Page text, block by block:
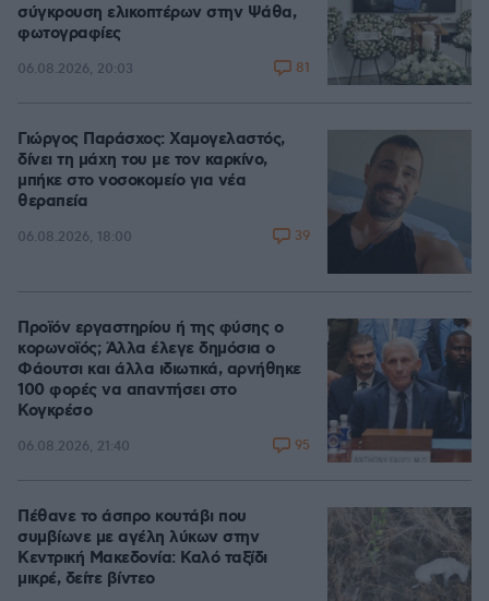
σύγκρουση ελικοπτέρων στην Ψάθα,
φωτογραφίες
06.08.2026, 20:03 81
Γιώργος Παράσχος: Χαμογελαστός,
δίνει τη μάχη του με τον καρκίνο,
μπήκε στο νοσοκομείο για νέα
θεραπεία
06.08.2026, 18:00 39
Προϊόν εργαστηρίου ή της φύσης ο
κορωνοϊός; Άλλα έλεγε δημόσια ο
Φάουτσι και άλλα ιδιωτικά, αρνήθηκε
100 φορές να απαντήσει στο
Κογκρέσο
06.08.2026, 21:40 95
Πέθανε το άσπρο κουτάβι που
συμβίωνε με αγέλη λύκων στην
Κεντρική Μακεδονία: Καλό ταξίδι
μικρέ, δείτε βίντεο